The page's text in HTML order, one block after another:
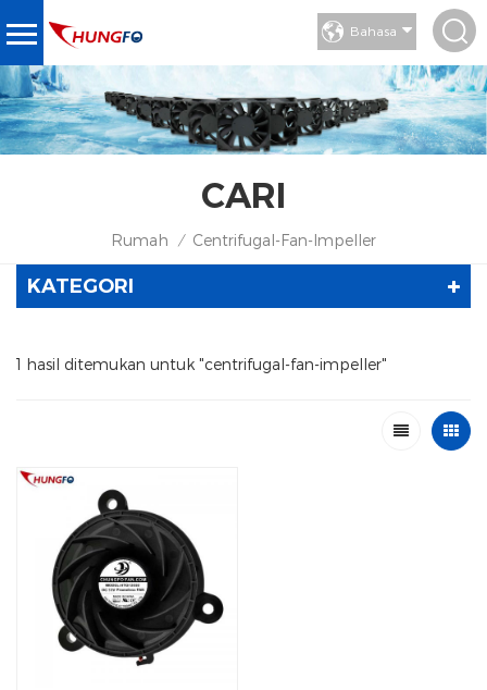
Bahasa
CARI
Rumah / Centrifugal-Fan-Impeller
KATEGORI
1 hasil ditemukan untuk "centrifugal-fan-impeller"